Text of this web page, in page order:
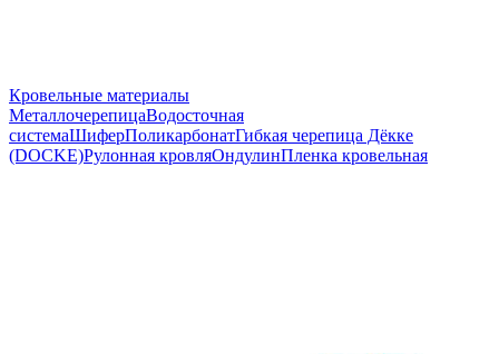
Кровельные материалы
МеталлочерепицаВодосточная
системаШиферПоликарбонатГибкая черепица Дёкке
(DOCKE)Рулонная кровляОндулинПленка кровельная